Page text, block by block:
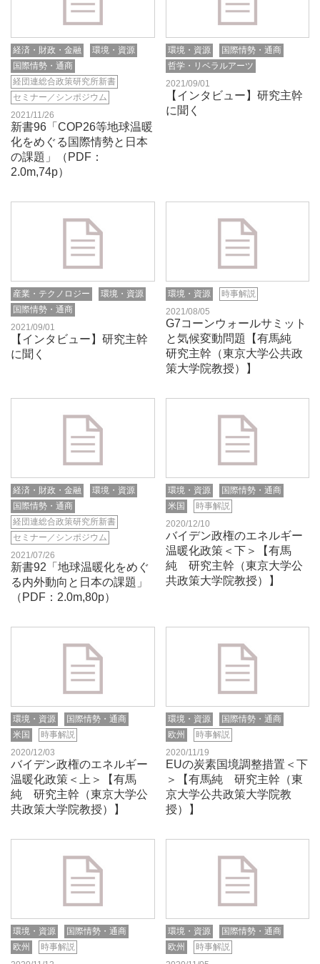
経済・財政・金融
環境・資源
国際情勢・通商
経団連総合政策研究所新書
セミナー／シンポジウム
2021/11/26
新書96「COP26等地球温暖
化をめぐる国際情勢と日本
の課題」（PDF：
2.0m,74p）
環境・資源
国際情勢・通商
哲学・リベラルアーツ
2021/09/01
【インタビュー】研究主幹
に聞く
産業・テクノロジー
環境・資源
国際情勢・通商
2021/09/01
【インタビュー】研究主幹
に聞く
環境・資源
時事解説
2021/08/05
G7コーンウォールサミット
と気候変動問題【有馬純
研究主幹（東京大学公共政
策大学院教授）】
経済・財政・金融
環境・資源
国際情勢・通商
経団連総合政策研究所新書
セミナー／シンポジウム
2021/07/26
新書92「地球温暖化をめぐ
る内外動向と日本の課題」
（PDF：2.0m,80p）
環境・資源
国際情勢・通商
米国
時事解説
2020/12/10
バイデン政権のエネルギー
温暖化政策＜下＞【有馬
純 研究主幹（東京大学公
共政策大学院教授）】
環境・資源
国際情勢・通商
米国
時事解説
2020/12/03
バイデン政権のエネルギー
温暖化政策＜上＞【有馬
純 研究主幹（東京大学公
共政策大学院教授）】
環境・資源
国際情勢・通商
欧州
時事解説
2020/11/19
EUの炭素国境調整措置＜下
＞【有馬純 研究主幹（東
京大学公共政策大学院教
授）】
環境・資源
国際情勢・通商
欧州
時事解説
環境・資源
国際情勢・通商
欧州
時事解説